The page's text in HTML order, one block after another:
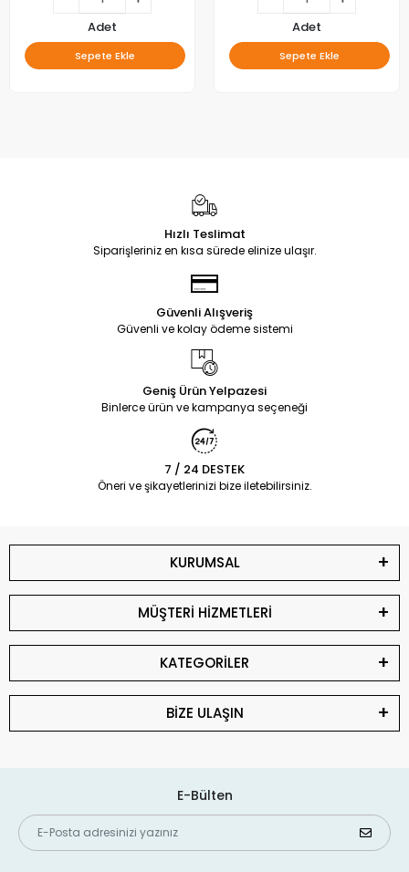
Adet
Sepete Ekle
Adet
Sepete Ekle
Hızlı Teslimat
Siparişleriniz en kısa sürede elinize ulaşır.
Güvenli Alışveriş
Güvenli ve kolay ödeme sistemi
Geniş Ürün Yelpazesi
Binlerce ürün ve kampanya seçeneği
7 / 24 DESTEK
Öneri ve şikayetlerinizi bize iletebilirsiniz.
KURUMSAL
MÜŞTERİ HİZMETLERİ
KATEGORİLER
BİZE ULAŞIN
E-Bülten